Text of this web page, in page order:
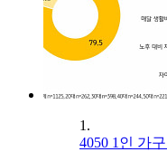
1.
4050 1인 가